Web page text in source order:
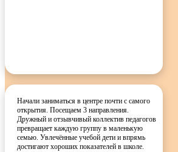
Начали заниматься в центре почти с самого
открытия. Посещаем 3 направления.
Дружный и отзывчивый коллектив педагогов
превращает каждую группу в маленькую
семью. Увлечённые учебой дети и впрямь
достигают хороших показателей в школе.